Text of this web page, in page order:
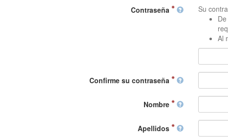
Contraseña
Su
Al
Confirme su contraseña
Nombre
Apellidos